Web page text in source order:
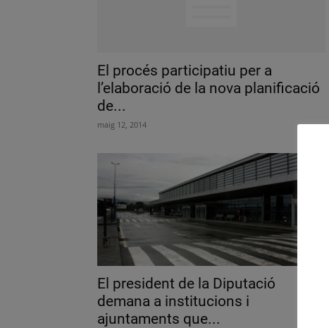
El procés participatiu per a
l’elaboració de la nova planificació
de...
maig 12, 2014
El president de la Diputació
demana a institucions i
ajuntaments que...